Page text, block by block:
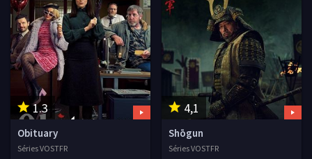
1.3
Obituary
Séries VOSTFR
4,1
Shōgun
Séries VOSTFR